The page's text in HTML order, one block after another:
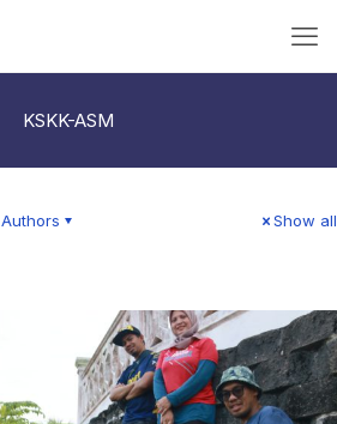
KSKK-ASM
Authors Show all